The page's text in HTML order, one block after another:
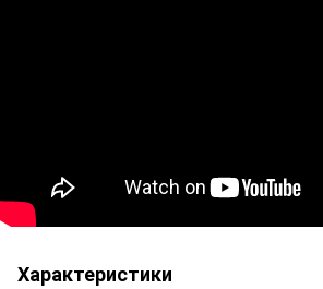
Характеристики